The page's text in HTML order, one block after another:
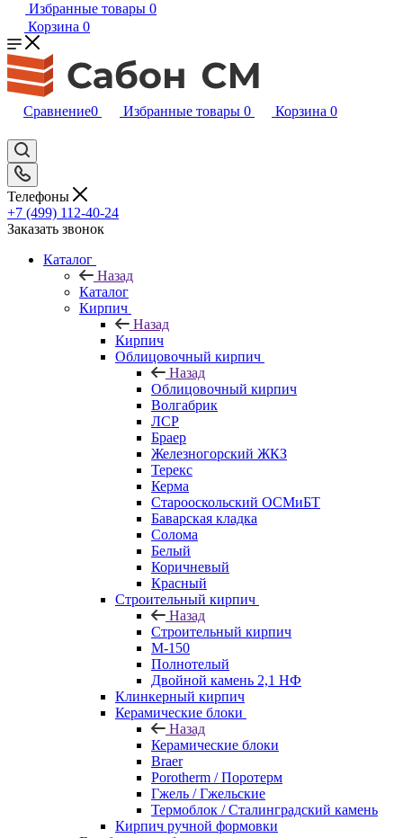
Избранные товары 0
Корзина 0
Сравнение0 Избранные товары 0 Корзина 0
Телефоны
+7 (499) 112-40-24
Заказать звонок
Каталог
Назад
Каталог
Кирпич
Назад
Кирпич
Облицовочный кирпич
Назад
Облицовочный кирпич
Волгабрик
ЛСР
Браер
Железногорский ЖКЗ
Терекс
Керма
Старооскольский ОСМиБТ
Баварская кладка
Солома
Белый
Коричневый
Красный
Строительный кирпич
Назад
Строительный кирпич
М-150
Полнотелый
Двойной камень 2,1 НФ
Клинкерный кирпич
Керамические блоки
Назад
Керамические блоки
Braer
Porotherm / Поротерм
Гжель / Гжельские
Термоблок / Сталинградский камень
Кирпич ручной формовки